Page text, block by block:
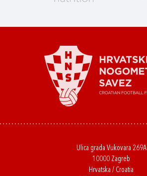
Ulica grada Vukovara 269A
10000 Zagreb
Hrvatska / Croatia